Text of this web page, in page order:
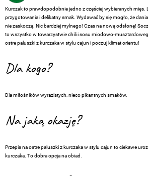
Kurczak to prawdopodobnie jedno z częściej wybieranych mięs.
przygotowania i delikatny smak. Wydawać by się mogło, że
nie zaskoczą. Nic bardziej mylnego! Czas na nową odsłonę!
to wszystko w towarzystwie chili i sosu miodowo-
ostre paluszki z kurczaka w stylu cajun i poczuj klimat orientu!
Dla kogo?
Dla miłośników wyrazistych, nieco pikantnych smaków.
Na jaką okazję?
Przepis na ostre paluszki z kurczaka w stylu cajun to ciekawe
kurczaka. To dobra opcja na obiad.